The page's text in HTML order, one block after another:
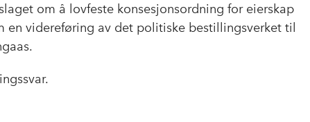
om å lovfeste konsesjonsordning for eierskap
en videreføring av det politiske bestillingsverket til